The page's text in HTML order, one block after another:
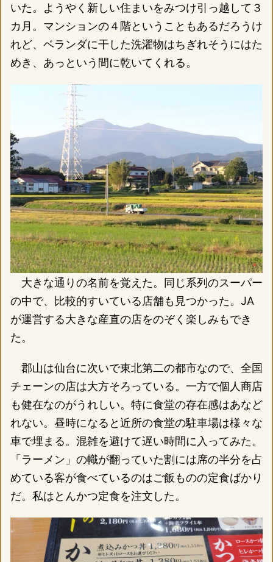
いた。ようやく新しい住まいをみつけ引っ越して３
カ月。マンションの４階ということもあるだろうけ
れど、ベランダに干した洗濯物はちぎれそうにはた
めき、あっという間に乾いてくれる。
大きな通りの名前を覚えた。同じ系列のスーパー
の中で、比較的すいている店舗も見つかった。JA
が運営する大きな産直の店をのぞく楽しみもでき
た。
郡山は仙台に次いで東北第二の都市なので、全国
チェーンの店は大方そろっている。一方で個人商店
も健在なのがうれしい。特に食堂の存在感はあなど
れない。昼時になると近所の食堂の駐車場は様々な
車で埋まる。混雑を避けて遅い時間に入ってみた。
「ラーメン」の幟が翻っていた割には席の半分を占
めている客が食べているのはご飯ものの定食ばかり
だ。私はとんかつ定食を注文した。